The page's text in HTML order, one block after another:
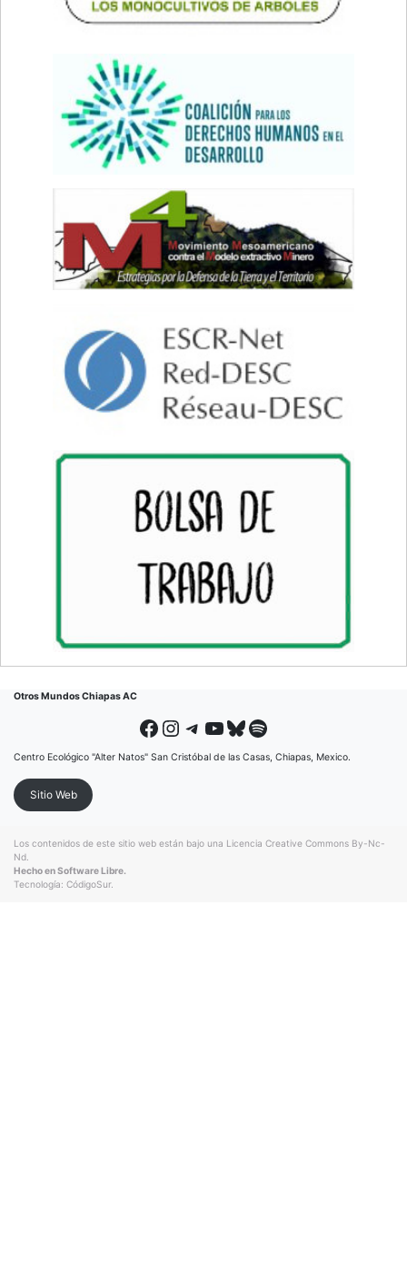
Otros Mundos Chiapas AC
Facebook Instagram Telegram YouTube Bluesky Spotify
Centro Ecológico "Alter Natos" San Cristóbal de las Casas, Chiapas, Mexico.
Sitio Web
Los contenidos de este sitio web están bajo una Licencia Creative Commons By-Nc-
Nd
Hecho en Software Libre.
Tecnología: CódigoSur.